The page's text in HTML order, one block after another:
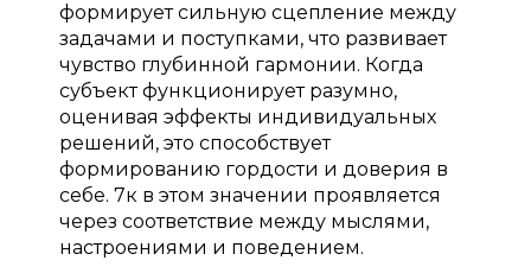
формирует сильную сцепление между
задачами и поступками, что развивает
чувство глубинной гармонии. Когда
субъект функционирует разумно,
оценивая эффекты индивидуальных
решений, это способствует
формированию гордости и доверия в
себе. 7к в этом значении проявляется
через соответствие между мыслями,
настроениями и поведением.